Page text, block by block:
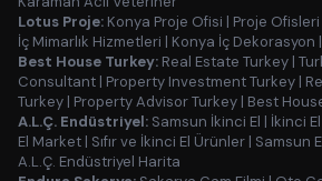
Lotus Proje: Konya Proje Ofisi | Proje Ofisleri
İç Mimarlık Hizmetleri | Konya İç Dekorasyon |
Best House Turkey: Real Estate Turkey |
Consultant | Property Investment Turkey |
Turkey | Property Advisor Turkey | Best
A.L.Ç. Endüstriyel: Samsun İkinci El | İkinci
El Market | Sıfır ve İkinci El Ürünler | Samsun
A.L.Ç. Endüstriyel Harita